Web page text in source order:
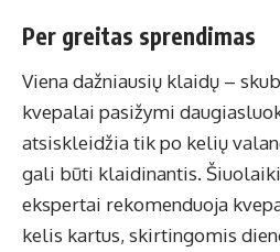
Per greitas sprendimas
Viena dažniausių klaidų –
kvepalai pasižymi
atsiskleidžia tik po kelių
gali būti klaidinantis.
ekspertai rekomenduoja
kelis kartus, skirtingomis